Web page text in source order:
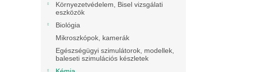
Környezetvédelem, Bisel vizsgálati
eszközök
Biológia
Mikroszkópok, kamerák
Egészségügyi szimulátorok, modellek,
baleseti szimulációs készletek